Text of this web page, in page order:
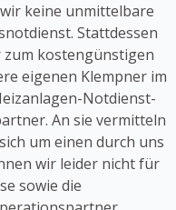
keine unmittelbare
Stattdessen
kostengünstigen
eigenen Klempner im
Notdienst-
An sie vermitteln
um einen durch uns
wir leider nicht für
sowie die